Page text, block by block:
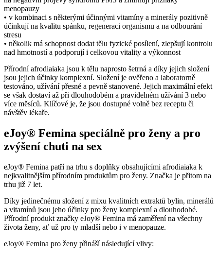
menopauzy
• v kombinaci s některými účinnými vitamíny a minerály pozitivně
účinkují na kvalitu spánku, regeneraci organismu a na odbourání
stresu
• několik má schopnost dodat tělu fyzické posílení, zlepšují kontrolu
nad hmotností a podporují i celkovou vitality a výkonnost
Přírodní afrodiaiaka jsou k tělu naprosto šetrná a díky jejich složení
jsou jejich účinky komplexní. Složení je ověřeno a laboratorně
testováno, užívání přesné a pevně stanovené. Jejich maximální efekt
se však dostaví až při dlouhodobém a pravidelném užívání 3 nebo
více měsíců. Klíčové je, že jsou dostupné volně bez receptu či
návštěv lékaře.
eJoy® Femina speciálně pro ženy a pro
zvýšení chuti na sex
eJoy® Femina patří na trhu s doplňky obsahujícími afrodiaiaka k
nejkvalitnějším přírodním produktům pro ženy. Značka je přitom na
trhu již 7 let.
Díky jedinečnému složení z mixu kvalitních extraktů bylin, minerálů
a vitamínů jsou jeho účinky pro ženy komplexní a dlouhodobé.
Přírodní produkt značky eJoy® Femina má zaměření na všechny
života ženy, ať už pro ty mladší nebo i v menopauze.
eJoy® Femina pro ženy přináší následující vlivy: